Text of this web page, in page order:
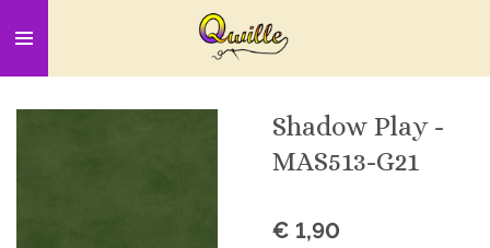
direct
naar
de
Shadow Play -
MAS513-G21
€ 1,90